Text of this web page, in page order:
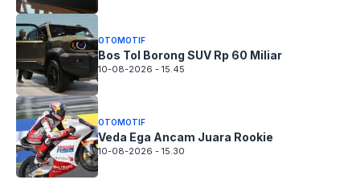
OTOMOTIF
Bos Tol Borong SUV Rp 60 Miliar
10-08-2026 - 15.45
OTOMOTIF
Veda Ega Ancam Juara Rookie
10-08-2026 - 15.30